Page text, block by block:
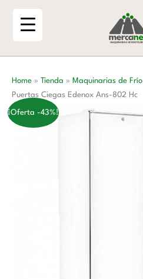
Home » Tienda » Maquinarias de Frío
Puertas Ciegas Edenox Ans-802 Hc
¡Oferta -43%!
Ciegas
Edenox
Ans-
Hc
cantidad